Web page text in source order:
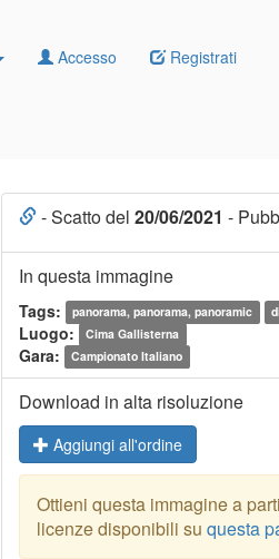
Accesso Registrati
- Scatto del 20/06/2021 -
In questa immagine
Tags: panorama, panorama, panoramic
Luogo: Cima Gallisterna
Gara: Campionato Italiano
Download in alta risoluzione
Aggiungi all'ordine
Ottieni questa immagine a
licenze disponibili su questa